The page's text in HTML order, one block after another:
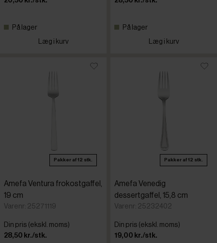
På lager
Læg i kurv
På lager
Læg i kurv
Pakker af 12 stk.
Amefa Ventura frokostgaffel,
19 cm
Varenr: 25271119
Din pris (ekskl. moms)
28,50 kr./stk.
Pakker af 12 stk.
Amefa Venedig
dessertgaffel, 15,8 cm
Varenr: 25232402
Din pris (ekskl. moms)
19,00 kr./stk.